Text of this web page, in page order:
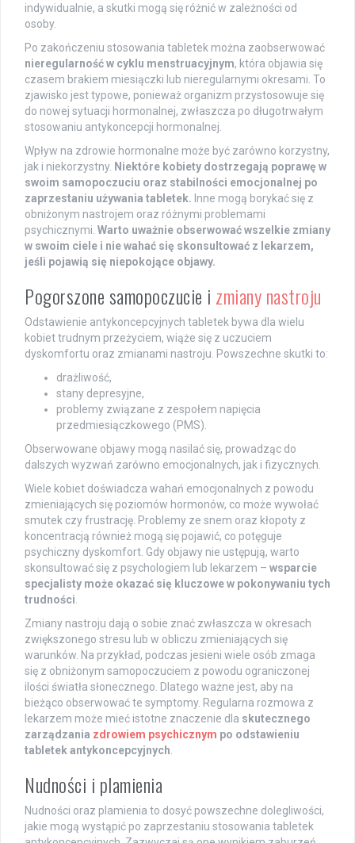
indywidualnie, a skutki mogą się różnić w zależności od
osoby.
Po zakończeniu stosowania tabletek można zaobserwować
nieregularność w cyklu menstruacyjnym, która objawia się
czasem brakiem miesiączki lub nieregularnymi okresami. To
zjawisko jest typowe, ponieważ organizm przystosowuje się
do nowej sytuacji hormonalnej, zwłaszcza po długotrwałym
stosowaniu antykoncepcji hormonalnej.
Wpływ na zdrowie hormonalne może być zarówno korzystny,
jak i niekorzystny. Niektóre kobiety dostrzegają poprawę w
swoim samopoczuciu oraz stabilności emocjonalnej po
zaprzestaniu używania tabletek. Inne mogą borykać się z
obniżonym nastrojem oraz różnymi problemami
psychicznymi. Warto uważnie obserwować wszelkie zmiany
w swoim ciele i nie wahać się skonsultować z lekarzem,
jeśli pojawią się niepokojące objawy.
Pogorszone samopoczucie i zmiany nastroju
Odstawienie antykoncepcyjnych tabletek bywa dla wielu
kobiet trudnym przeżyciem, wiąże się z uczuciem
dyskomfortu oraz zmianami nastroju. Powszechne skutki to:
drażliwość,
stany depresyjne,
problemy związane z zespołem napięcia
przedmiesiączkowego (PMS).
Obserwowane objawy mogą nasilać się, prowadząc do
dalszych wyzwań zarówno emocjonalnych, jak i fizycznych.
Wiele kobiet doświadcza wahań emocjonalnych z powodu
zmieniających się poziomów hormonów, co może wywołać
smutek czy frustrację. Problemy ze snem oraz kłopoty z
koncentracją również mogą się pojawić, co potęguje
psychiczny dyskomfort. Gdy objawy nie ustępują, warto
skonsultować się z psychologiem lub lekarzem – wsparcie
specjalisty może okazać się kluczowe w pokonywaniu tych
trudności
Zmiany nastroju dają o sobie znać zwłaszcza w okresach
zwiększonego stresu lub w obliczu zmieniających się
warunków. Na przykład, podczas jesieni wiele osób zmaga
się z obniżonym samopoczuciem z powodu ograniczonej
ilości światła słonecznego. Dlatego ważne jest, aby na
bieżąco obserwować te symptomy. Regularna rozmowa z
lekarzem może mieć istotne znaczenie dla skutecznego
zarządzania zdrowiem psychicznym po odstawieniu
tabletek antykoncepcyjnych
Nudności i plamienia
Nudności oraz plamienia to dosyć powszechne dolegliwości,
jakie mogą wystąpić po zaprzestaniu stosowania tabletek